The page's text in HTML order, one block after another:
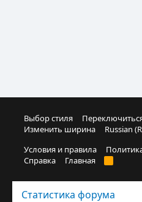
Выбор стиля
Изменить ширина
Russian
Условия и правила
Справка
Главная
R
Статистика форума